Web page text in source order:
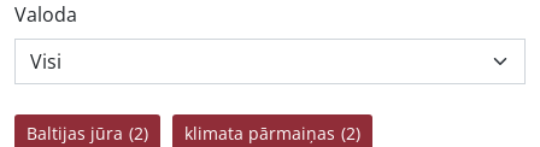
Valoda
Baltijas jūra (2) klimata pārmaiņas (2)